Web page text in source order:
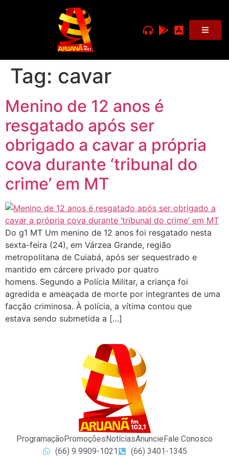
Tag: cavar
Menino de 12 anos é
resgatado após ser
obrigado a cavar a própria
cova durante ‘tribunal do
crime’ em MT
Do g1 MT Um menino de 12 anos foi resgatado nesta
sexta-feira (24), em Várzea Grande, região
metropolitana de Cuiabá, após ser sequestrado e
mantido em cárcere privado por quatro
homens. Segundo a Polícia Militar, a criança foi
agredida e ameaçada de morte por integrantes de uma
facção criminosa. À polícia, a vítima contou que
estava sendo submetida a […]
Programação Promoções NotíciasAnuncie Fale Conosco
(66) 9 9909-1021
(66) 3401-1345